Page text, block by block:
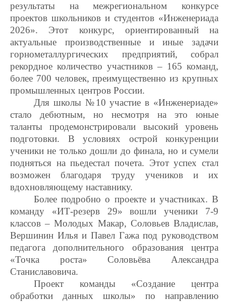
результаты на межрегиональном конкурсе
проектов школьников и студентов «Инженериада
2026». Этот конкурс, ориентированный на
актуальные производственные и иные задачи
горнометаллургических предприятий, собрал
рекордное количество участников – 165 команд,
более 700 человек, преимущественно из крупных
промышленных центров России.
Для школы №10 участие в «Инженериаде»
стало дебютным, но несмотря на это юные
таланты продемонстрировали высокий уровень
подготовки. В условиях острой конкуренции
ученики не только дошли до финала, но и сумели
подняться на пьедестал почета. Этот успех стал
возможен благодаря труду учеников и их
вдохновляющему наставнику.
Более подробно о проекте и участниках. В
команду «ИТ-резерв 29» вошли ученики 7-9
классов – Молодых Макар, Соловьев Владислав,
Вершинин Илья и Павел Гажа под руководством
педагога дополнительного образования центра
«Точка роста» Соловьёва Александра
Станиславовича.
Проект команды «Создание центра
обработки данных школы» по направлению